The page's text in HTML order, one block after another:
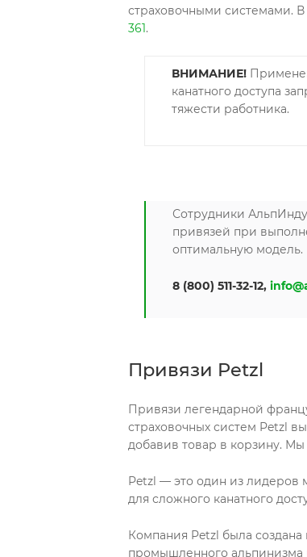
страховочными системами. В
361.
ВНИМАНИЕ!
канатного доступа
тяжести работника.
Сотрудники
привязей при
оптимальную модель.
8 (800) 511-32-12,
Привязи Petzl
Привязи легендарной
страховочных систем Petzl
добавив товар в корзину.
Petzl — это один из лидеров
для сложного канатного
Компания Petzl была создана
промышленного альпинизма